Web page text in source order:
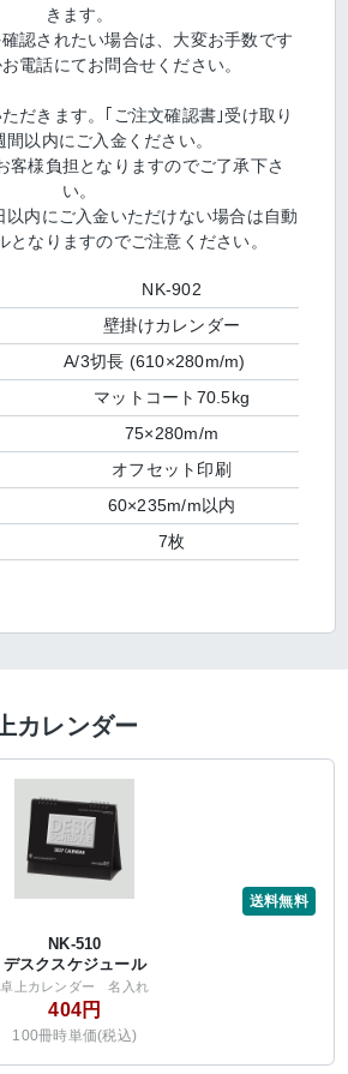
きます。
認されたい場合は、大変お手数です
電話にてお問合せください。
だきます。｢ご注文確認書｣受け取り
間以内にご入金ください。
客様負担となりますのでご了承下さ
い。
以内にご入金いただけない場合は自動
となりますのでご注意ください。
NK-902
壁掛けカレンダー
A/3切長 (610×280m/m)
マットコート70.5kg
75×280m/m
オフセット印刷
60×235m/m以内
7枚
カレンダー
送料無料
NK-510
デスクスケジュール
卓上カレンダー 名入れ
404円
100冊時単価(税込)